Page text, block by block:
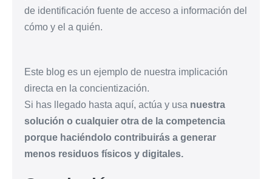
de identificación fuente de acceso a información del
cómo y el a quién.
Este blog es un ejemplo de nuestra implicación
directa en la concientización.
Si has llegado hasta aquí, actúa y usa nuestra
solución o cualquier otra de la competencia
porque haciéndolo contribuirás a generar
menos residuos físicos y digitales.